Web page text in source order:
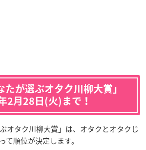
たが選ぶオタク川柳大賞 」
2月28日(火)まで！
オタク川柳大賞」は、オタクとオタクじ
て順位が決定します。